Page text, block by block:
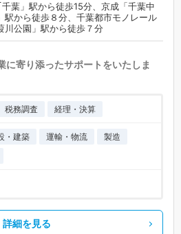
千葉」駅から徒歩15分、京成「千葉中
駅から徒歩８分、千葉都市モノレール
川公園」駅から徒歩７分
に寄り添ったサポートをいたしま
税務調査 経理・決算
・建築 運輸・物流
製造
詳細を見る